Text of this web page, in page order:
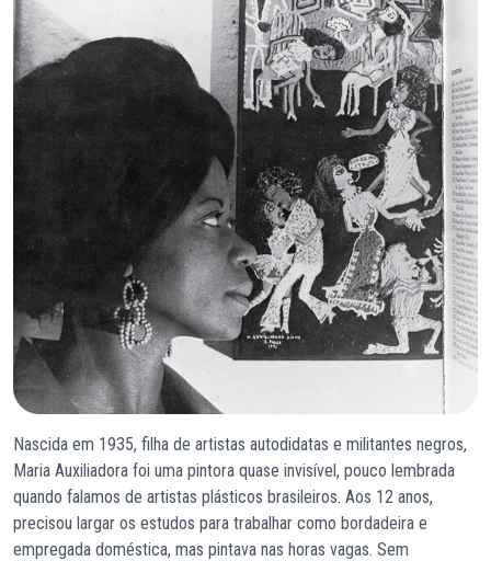
Nascida em 1935, filha de artistas autodidatas e militantes negros,
Maria Auxiliadora foi uma pintora quase invisível, pouco lembrada
quando falamos de artistas plásticos brasileiros. Aos 12 anos,
precisou largar os estudos para trabalhar como bordadeira e
empregada doméstica, mas pintava nas horas vagas. Sem